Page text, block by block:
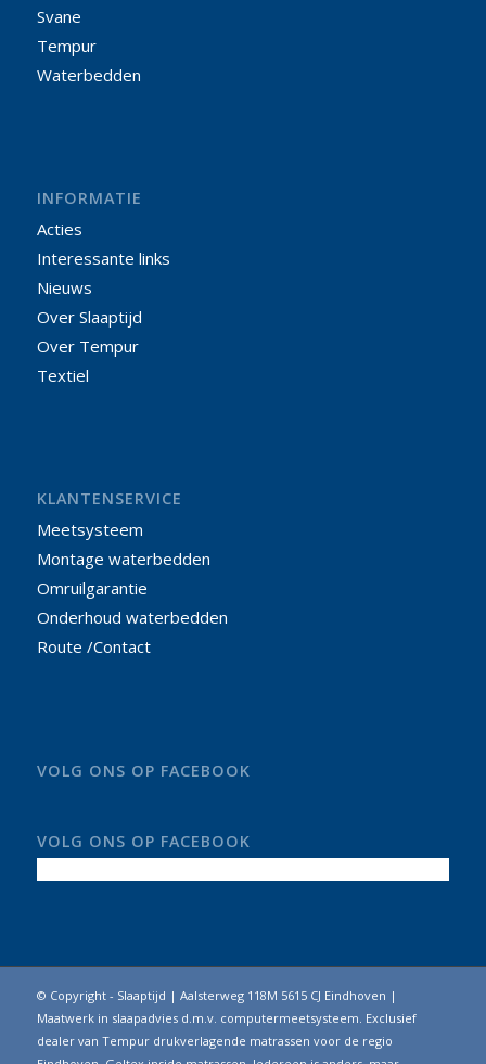
Svane
Tempur
Waterbedden
INFORMATIE
Acties
Interessante links
Nieuws
Over Slaaptijd
Over Tempur
Textiel
KLANTENSERVICE
Meetsysteem
Montage waterbedden
Omruilgarantie
Onderhoud waterbedden
Route /Contact
VOLG ONS OP FACEBOOK
VOLG ONS OP FACEBOOK
© Copyright - Slaaptijd | Aalsterweg 118M 5615 CJ Eindhoven |
Maatwerk in slaapadvies d.m.v. computermeetsysteem. Exclusief
dealer van Tempur drukverlagende matrassen voor de regio